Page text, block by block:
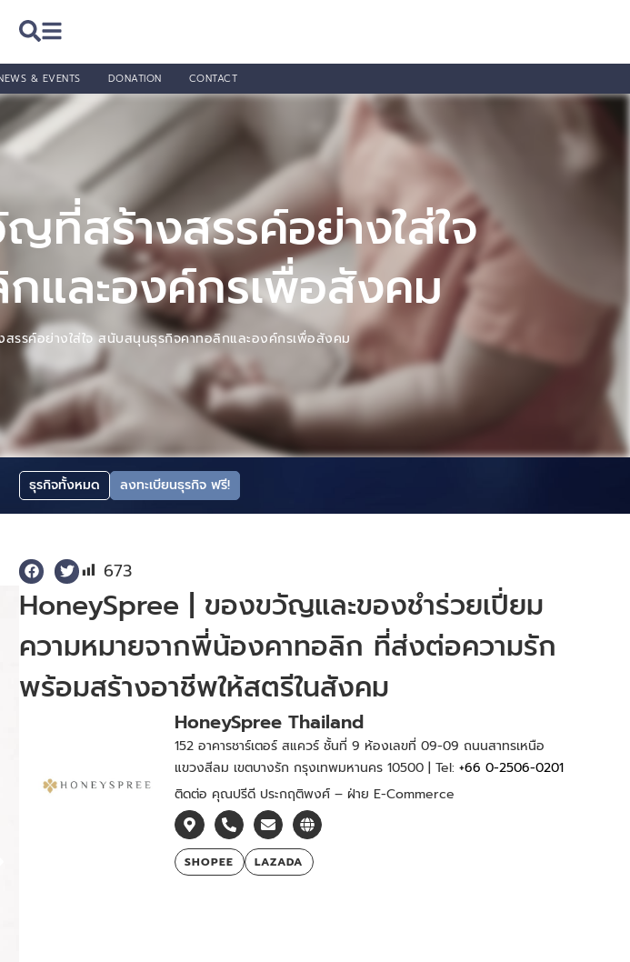
& EVENTS DONATION CONTACT
ที่สร้างสรรค์อย่างใส่ใจ
และองค์กรเพื่อสังคม
รรค์อย่างใส่ใจ สนับสนุนธุรกิจคาทอลิกและองค์กรเพื่อสังคม
ธุรกิจทั้งหมด ลงทะเบียนธุรกิจ ฟรี!
673
HoneySpree | ของขวัญและของชำร่วยเปี่ยม
ความหมายจากพี่น้องคาทอลิก ที่ส่งต่อความรัก
พร้อมสร้างอาชีพให้สตรีในสังคม
HoneySpree Thailand
152 อาคารชาร์เตอร์ สแควร์ ชั้นที่ 9 ห้องเลขที่ 09-09 ถนนสาทรเหนือ
แขวงสีลม เขตบางรัก กรุงเทพมหานคร 10500 | Tel:+66 0-2506-0201
ติดต่อ คุณปรีดี ประกฤติพงศ์ – ฝ่าย E-Commerce
SHOPEE LAZADA